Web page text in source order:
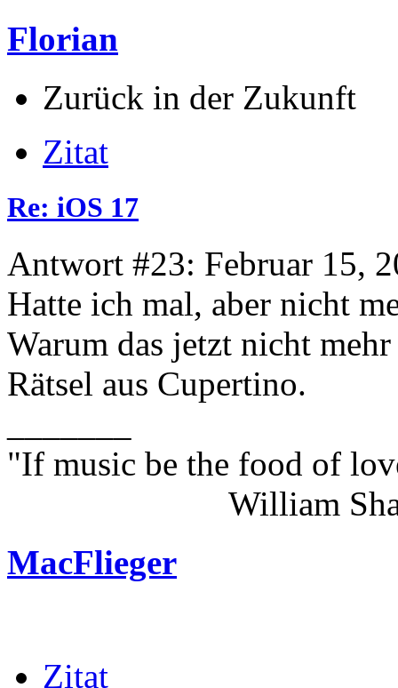
Florian
Zurück in der Zukunft
Zitat
Re: iOS 17
Antwort #23: Februar 15,
Hatte ich mal, aber nicht
Warum das jetzt nicht
Rätsel aus Cupertino.
"If music be the food of
William
MacFlieger
Zitat